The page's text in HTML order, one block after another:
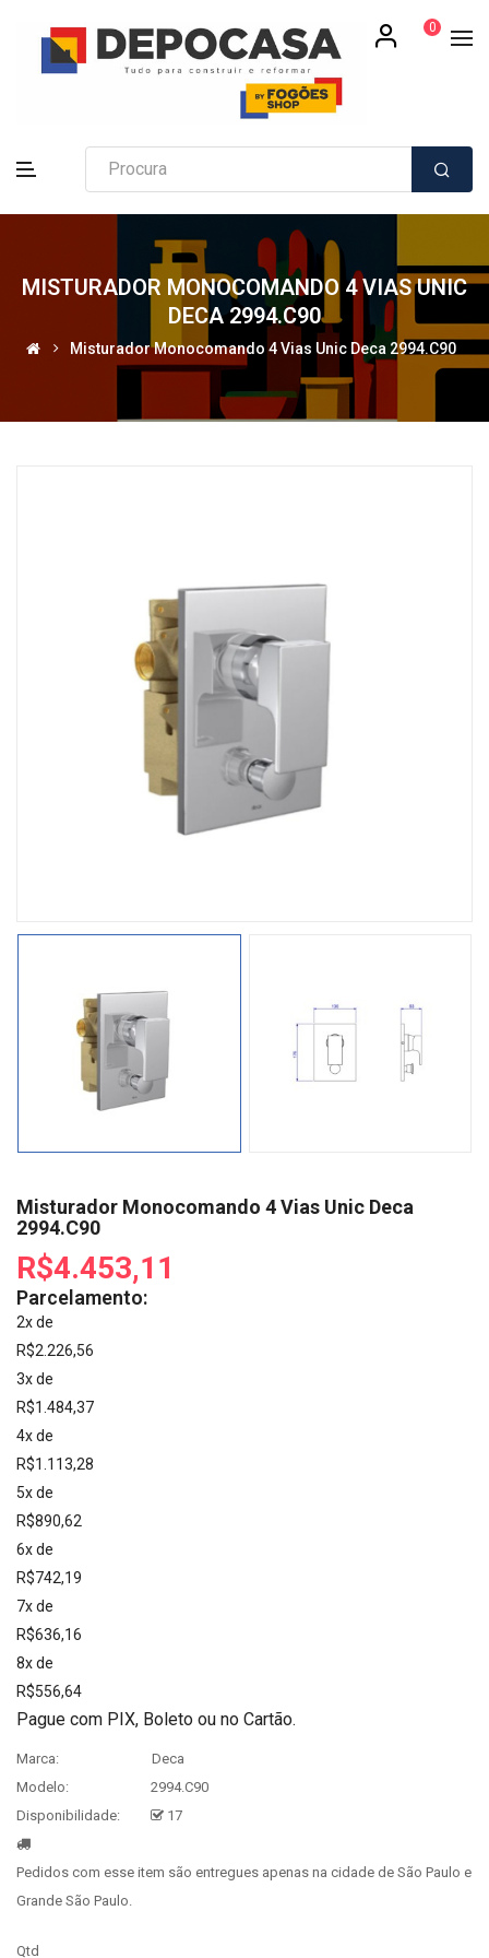
0
MISTURADOR MONOCOMANDO 4 VIAS UNIC
DECA 2994.C90
Misturador Monocomando 4 Vias Unic Deca 2994.C90
Misturador Monocomando 4 Vias Unic Deca
2994.C90
R$4.453,11
Parcelamento:
2x de
R$2.226,56
3x de
R$1.484,37
4x de
R$1.113,28
5x de
R$890,62
6x de
R$742,19
7x de
R$636,16
8x de
R$556,64
Pague com PIX, Boleto ou no Cartão.
Marca:
Deca
Modelo:
2994.C90
Disponibilidade:
17
Pedidos com esse item são entregues apenas na cidade de São Paulo e
Grande São Paulo.
Qtd